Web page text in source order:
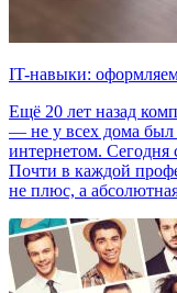
IT-навыки:
Ещё 20 лет назад
— не у всех дома был
интернетом. Сегодня
Почти в каждой
не плюс, а